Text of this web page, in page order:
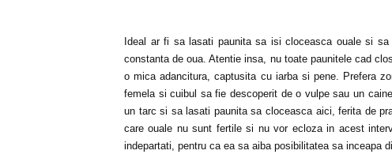
Ideal ar fi sa lasati paunita sa isi cloceasca ouale si
constanta de oua. Atentie insa, nu toate paunitele cad
o mica adancitura, captusita cu iarba si pene. Prefera
femela si cuibul sa fie descoperit de o vulpe sau un
un tarc si sa lasati paunita sa cloceasca aici, ferita de
care ouale nu sunt fertile si nu vor ecloza in acest
indepartati, pentru ca ea sa aiba posibilitatea sa inceapa